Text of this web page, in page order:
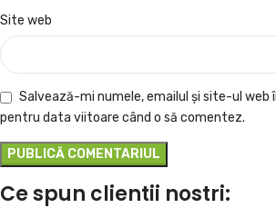
Site web
Salvează-mi numele, emailul și site-ul
pentru data viitoare când o să comentez.
Ce spun clientii nostri: